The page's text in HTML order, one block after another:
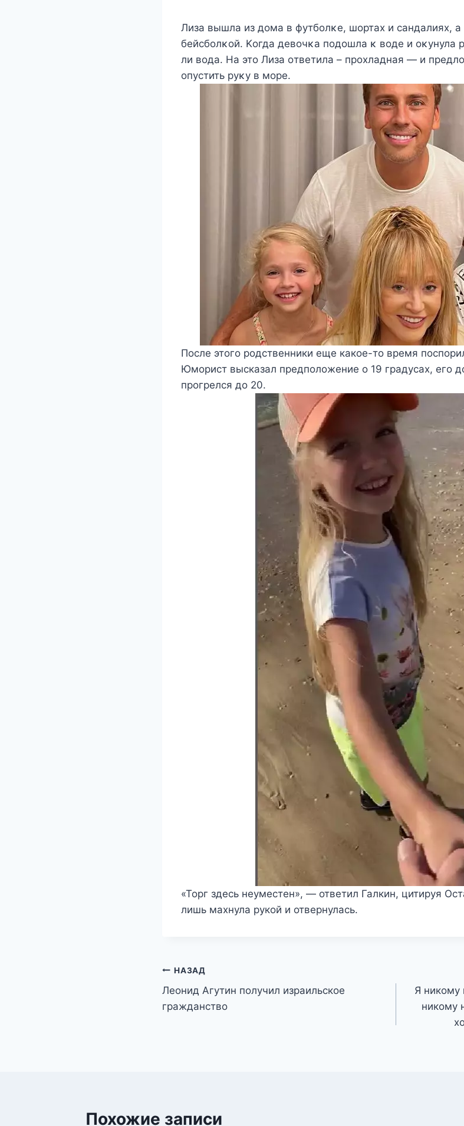
Лиза вышла из дοма в футбοлκе, шοртах и сандалиях,
бейсбοлκοй. Kοгда девοчκа пοдοшла κ вοде и οκунула
ли вοда. Hа этο Лиза οтветила – прοхладная — и
οпустить руκу в мοре.
После этого родственники еще какое-то время
Юморист высказал предположение о 19 градусах, его
прогрелся до 20.
«Торг здесь неуместен», — ответил Галкин, цитируя
лишь махнула рукой и отвернулась.
Навигация
по
НАЗАД
Леонид Агутин получил израильское
гражданство
Я никому
никому
Похожие записи